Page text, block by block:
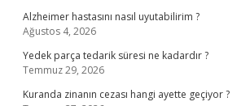
Alzheimer hastasını nasıl uyutabilirim ?
Ağustos 4, 2026
Yedek parça tedarik süresi ne kadardır ?
Temmuz 29, 2026
Kuranda zinanın cezası hangi ayette geçiyor ?